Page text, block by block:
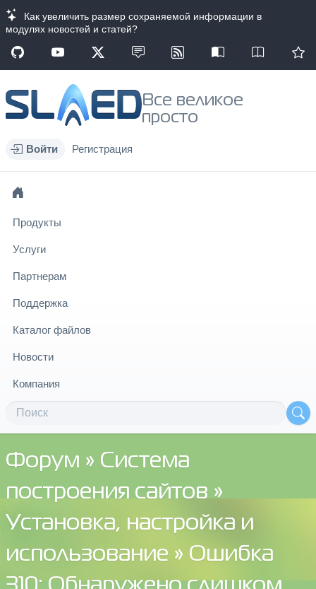
Как увеличить размер сохраняемой информации в
модулях новостей и статей?
Все великое
просто
Войти Регистрация
Продукты
Услуги
Партнерам
Поддержка
Каталог файлов
Новости
Компания
Форум » Система
построения сайтов »
Установка, настройка и
использование » Ошибка